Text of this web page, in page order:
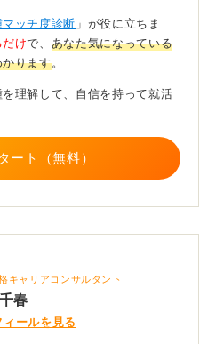
トになります。
けた努力とそこで得た専門知
という点を、ご自身の経験を
で、説得力が増し、ほかの応
ッチ度診断 」が役に立ちま
だけで、 あなた気になっている
ります。
理解して、自信を持って就活
ート（無料）
キャリアコンサルタント
春
ィールを見る